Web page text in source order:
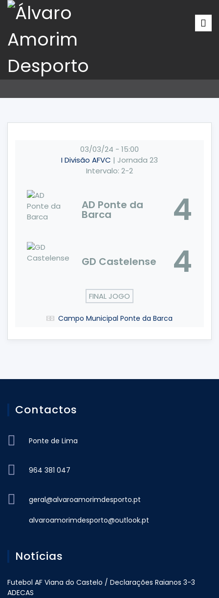
03/03/24 - 15:00
I Divisão AFVC | Jornada 23
Intervalo: 2-2
AD Ponte da
Barca 4
GD Castelense 4
FINAL JOGO
Campo Municipal Ponte da Barca
Contactos
Ponte de Lima
964 381 047
geral@alvaroamorimdesporto.pt
alvaroamorimdesporto@outlook.pt
Notícias
Futebol AF Viana do Castelo / Declarações Raianos 3-3
ADECAS